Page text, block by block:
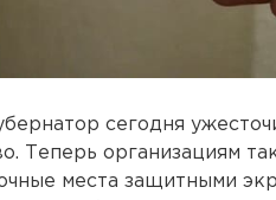
сегодня
Теперь организациям
места защитными